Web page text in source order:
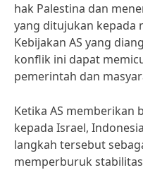
hak Palestina dan
yang ditujukan kepada
Kebijakan AS yang
konflik ini dapat
pemerintah dan
Ketika AS
kepada Israel,
langkah tersebut
memperburuk